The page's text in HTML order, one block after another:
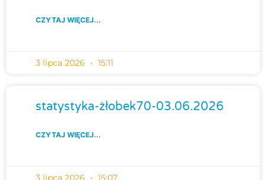
CZYTAJ WIĘCEJ...
3 lipca 2026 15:11
statystyka-żłobek70-03.06.2026
CZYTAJ WIĘCEJ...
3 lipca 2026 15:07